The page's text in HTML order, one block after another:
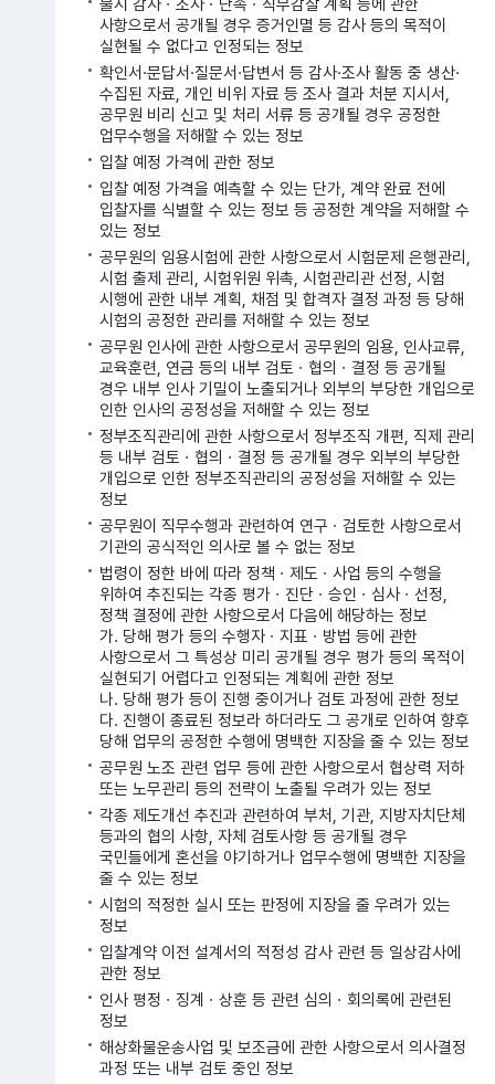
불시 감사ㆍ조사ㆍ단속ㆍ직무감찰 계획 등에 관한
사항으로서 공개될 경우 증거인멸 등 감사 등의 목적이
실현될 수 없다고 인정되는 정보
확인서·문답서·질문서·답변서 등 감사·조사 활동 중 생산·
수집된 자료, 개인 비위 자료 등 조사 결과 처분 지시서,
공무원 비리 신고 및 처리 서류 등 공개될 경우 공정한
업무수행을 저해할 수 있는 정보
입찰 예정 가격에 관한 정보
입찰 예정 가격을 예측할 수 있는 단가, 계약 완료 전에
입찰자를 식별할 수 있는 정보 등 공정한 계약을 저해할 수
있는 정보
공무원의 임용시험에 관한 사항으로서 시험문제 은행관리,
시험 출제 관리, 시험위원 위촉, 시험관리관 선정, 시험
시행에 관한 내부 계획, 채점 및 합격자 결정 과정 등 당해
시험의 공정한 관리를 저해할 수 있는 정보
공무원 인사에 관한 사항으로서 공무원의 임용, 인사교류,
교육훈련, 연금 등의 내부 검토ㆍ협의ㆍ결정 등 공개될
경우 내부 인사 기밀이 노출되거나 외부의 부당한 개입으로
인한 인사의 공정성을 저해할 수 있는 정보
정부조직관리에 관한 사항으로서 정부조직 개편, 직제 관리
등 내부 검토ㆍ협의ㆍ결정 등 공개될 경우 외부의 부당한
개입으로 인한 정부조직관리의 공정성을 저해할 수 있는
정보
공무원이 직무수행과 관련하여 연구ㆍ검토한 사항으로서
기관의 공식적인 의사로 볼 수 없는 정보
법령이 정한 바에 따라 정책ㆍ제도ㆍ사업 등의 수행을
위하여 추진되는 각종 평가ㆍ진단ㆍ승인ㆍ심사ㆍ선정,
정책 결정에 관한 사항으로서 다음에 해당하는 정보
가. 당해 평가 등의 수행자ㆍ지표ㆍ방법 등에 관한
사항으로서 그 특성상 미리 공개될 경우 평가 등의 목적이
실현되기 어렵다고 인정되는 계획에 관한 정보
나. 당해 평가 등이 진행 중이거나 검토 과정에 관한 정보
다. 진행이 종료된 정보라 하더라도 그 공개로 인하여 향후
당해 업무의 공정한 수행에 명백한 지장을 줄 수 있는 정보
공무원 노조 관련 업무 등에 관한 사항으로서 협상력 저하
또는 노무관리 등의 전략이 노출될 우려가 있는 정보
각종 제도개선 추진과 관련하여 부처, 기관, 지방자치단체
등과의 협의 사항, 자체 검토사항 등 공개될 경우
국민들에게 혼선을 야기하거나 업무수행에 명백한 지장을
줄 수 있는 정보
시험의 적정한 실시 또는 판정에 지장을 줄 우려가 있는
정보
입찰계약 이전 설계서의 적정성 감사 관련 등 일상감사에
관한 정보
인사 평정ㆍ징계ㆍ상훈 등 관련 심의ㆍ회의록에 관련된
정보
해상화물운송사업 및 보조금에 관한 사항으로서 의사결정
과정 또는 내부 검토 중인 정보